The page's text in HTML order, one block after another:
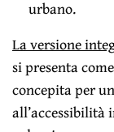
urbano.
La versione
si presenta
concepita per
all’accessibilità